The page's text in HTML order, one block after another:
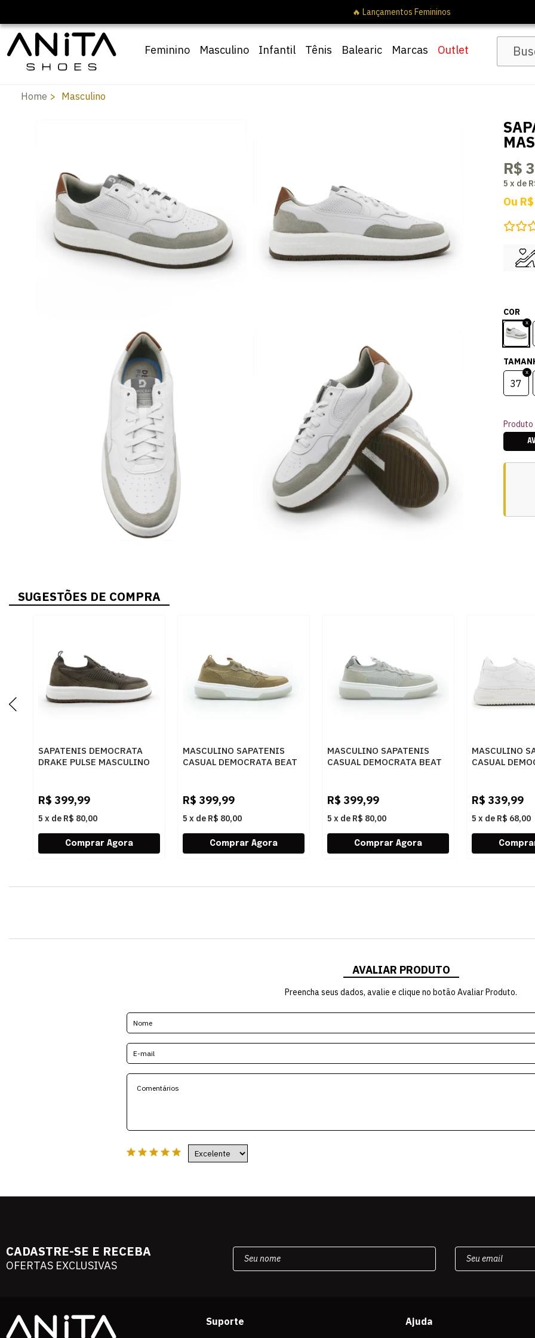
Feminino Masculino Infantil Tênis Balearic Marcas Outlet
Home Masculino
R$
5 x de
Ou
COR
37
SUGESTÕES DE COMPRA
SAPATENIS DEMOCRATA
DRAKE PULSE MASCULINO
R$ 399,99
5 x de R$ 80,00
MASCULINO SAPATENIS
CASUAL DEMOCRATA BEAT
R$ 399,99
5 x de R$ 80,00
MASCULINO SAPATENIS
CASUAL DEMOCRATA BEAT
R$ 399,99
5 x de R$ 80,00
MASCULINO
CASUAL
R$ 339,99
5 x de R$ 68,00
AVALIAR PRODUTO
Preencha seus dados, avalie e clique no botão Avaliar Produto.
CADASTRE-SE E RECEBA
OFERTAS EXCLUSIVAS
Suporte
Ajuda